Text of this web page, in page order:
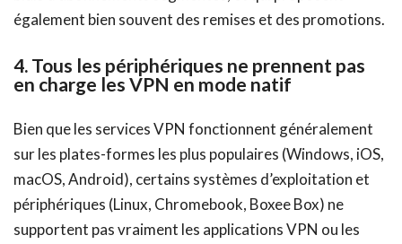
également bien souvent des remises et des promotions.
4. Tous les périphériques ne prennent pas
en charge les VPN en mode natif
Bien que les services VPN fonctionnent généralement
sur les plates-formes les plus populaires (Windows, iOS,
macOS, Android), certains systèmes d’exploitation et
périphériques (Linux, Chromebook, Boxee Box) ne
supportent pas vraiment les applications VPN ou les